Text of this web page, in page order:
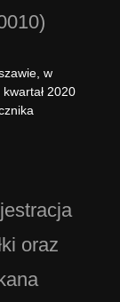
w
2020
oraz